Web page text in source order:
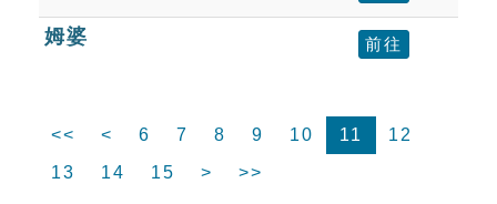
姆婆 前往
<< < 6 7 8 9 10 11
12
13
14 15 > >>